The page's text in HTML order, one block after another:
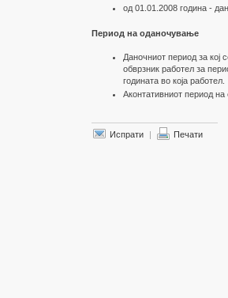
од 01.01.2008 година -
Период на оданочување
Даночниот период за кој
обврзник работел за
годината во која работел.
Аконтативниот период
Испрати | Печати